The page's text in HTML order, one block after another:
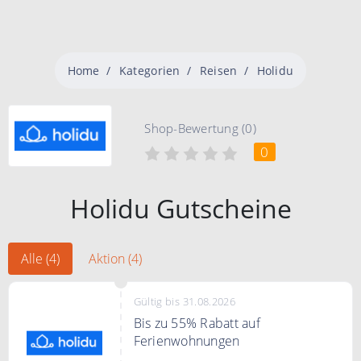
Home Kategorien Reisen Holidu
Shop-Bewertung (0)
0
Holidu Gutscheine
Alle (4) Aktion (4)
Gültig bis 31.08.2026
Bis zu 55% Rabatt auf
Ferienwohnungen